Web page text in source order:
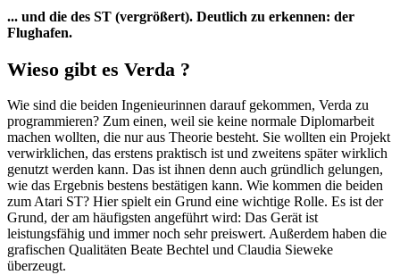
... und die des ST (vergrößert). Deutlich zu erkennen: der
Flughafen.
Wieso gibt es Verda ?
Wie sind die beiden Ingenieurinnen darauf gekommen, Verda zu
programmieren? Zum einen, weil sie keine normale Diplomarbeit
machen wollten, die nur aus Theorie besteht. Sie wollten ein Projekt
verwirklichen, das erstens praktisch ist und zweitens später wirklich
genutzt werden kann. Das ist ihnen denn auch gründlich gelungen,
wie das Ergebnis bestens bestätigen kann. Wie kommen die beiden
zum Atari ST? Hier spielt ein Grund eine wichtige Rolle. Es ist der
Grund, der am häufigsten angeführt wird: Das Gerät ist
leistungsfähig und immer noch sehr preiswert. Außerdem haben die
grafischen Qualitäten Beate Bechtel und Claudia Sieweke
überzeugt.